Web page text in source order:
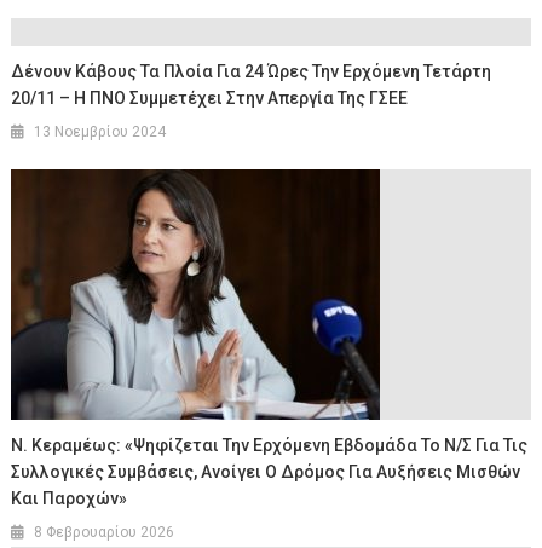
Δένουν Κάβους Τα Πλοία Για 24 Ώρες Την Ερχόμενη Τετάρτη
20/11 – Η ΠΝΟ Συμμετέχει Στην Απεργία Της ΓΣΕΕ
13 Νοεμβρίου 2024
Ν. Κεραμέως: «Ψηφίζεται Την Ερχόμενη Εβδομάδα Το Ν/σ Για Τις
Συλλογικές Συμβάσεις, Ανοίγει Ο Δρόμος Για Αυξήσεις Μισθών
Και Παροχών»
8 Φεβρουαρίου 2026